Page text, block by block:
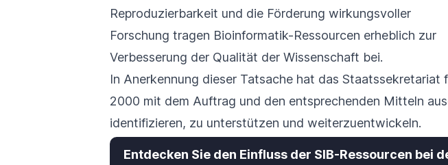
Reproduzierbarkeit und die Förderung wirkungsvoller
Forschung tragen Bioinformatik-Ressourcen erheblich zur
Verbesserung der Qualität der Wissenschaft bei.
In Anerkennung dieser Tatsache hat das
2000 mit dem Auftrag und den entsprechenden Mitteln
identifizieren, zu unterstützen und weiterzuentwickeln.
Entdecken Sie den Einfluss der SIB-Ressourcen bei